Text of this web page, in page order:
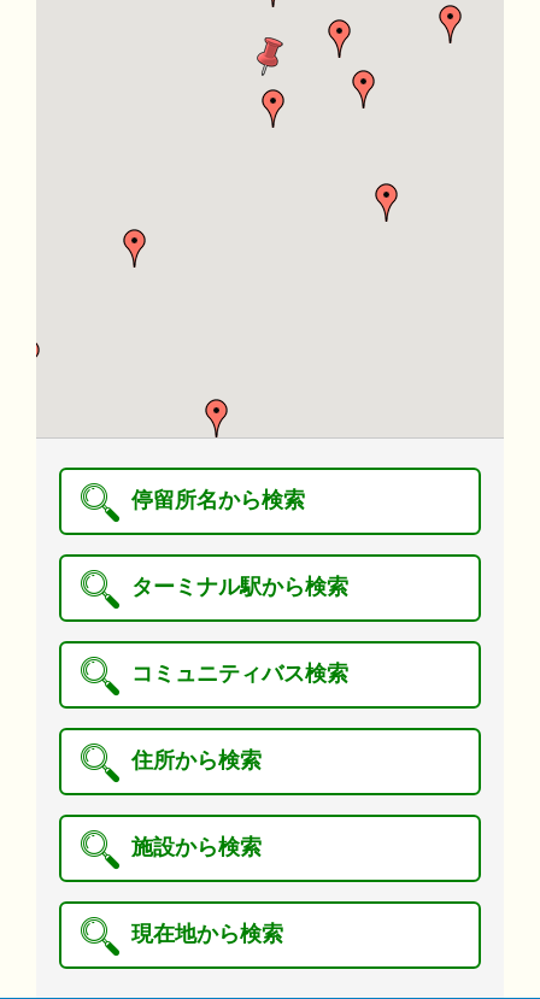
停留所名から検索
ターミナル駅から検索
コミュニティバス検索
住所から検索
施設から検索
現在地から検索